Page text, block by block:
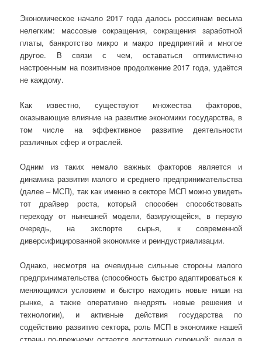
Экономическое начало 2017 года далось россиянам весьма
нелегким: массовые сокращения, сокращения заработной
платы, банкротство микро и макро предприятий и многое
другое. В связи с чем, оставаться оптимистично
настроенным на позитивное продолжение 2017 года, удаётся
не каждому.
Как известно, существуют множества факторов,
оказывающие влияние на развитие экономики государства, в
том числе на эффективное развитие деятельности
различных сфер и отраслей.
Одним из таких немало важных факторов является и
динамика развития малого и среднего предпринимательства
(далее – МСП), так как именно в секторе МСП можно увидеть
тот драйвер роста, который способен способствовать
переходу от нынешней модели, базирующейся, в первую
очередь, на экспорте сырья, к современной
диверсифицированной экономике и реиндустриализации.
Однако, несмотря на очевидные сильные стороны малого
предпринимательства (способность быстро адаптироваться к
меняющимся условиям и быстро находить новые ниши на
рынке, а также оперативно внедрять новые решения и
технологии), и активные действия государства по
содействию развитию сектора, роль МСП в экономике нашей